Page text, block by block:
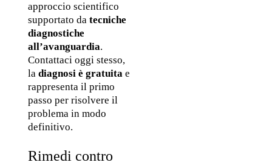
approccio scientifico
supportato da tecniche
diagnostiche
all’avanguardia.
Contattaci oggi stesso,
la diagnosi è gratuita e
rappresenta il primo
passo per risolvere il
problema in modo
definitivo.
Rimedi contro